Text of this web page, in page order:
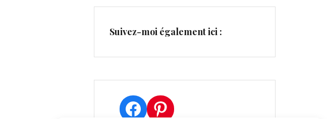
Suivez-moi également ici :
Facebook
Pinterest